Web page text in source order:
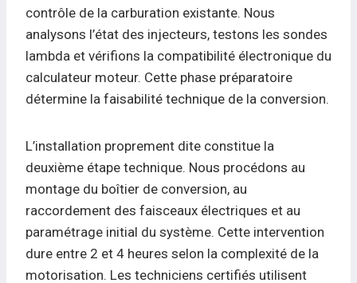
contrôle de la carburation existante. Nous
analysons l’état des injecteurs, testons les sondes
lambda et vérifions la compatibilité électronique du
calculateur moteur. Cette phase préparatoire
détermine la faisabilité technique de la conversion.
L’installation proprement dite constitue la
deuxième étape technique. Nous procédons au
montage du boîtier de conversion, au
raccordement des faisceaux électriques et au
paramétrage initial du système. Cette intervention
dure entre 2 et 4 heures selon la complexité de la
motorisation. Les techniciens certifiés utilisent